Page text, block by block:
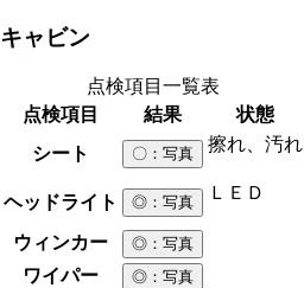
キャビン
点検項目一覧表
点検項目
結果
状態
シート
〇 ：写真 擦れ、汚れ
ヘッドライト ◎ ：写真 ＬＥＤ
ウィンカー ◎ ：写真
ワイパー ◎ ：写真